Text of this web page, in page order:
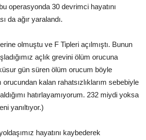
bu operasyonda 30 devrimci hayatını
da ağır yaralandı.
olmuştu ve F Tipleri açılmıştı. Bunun
açlık grevini ölüm orucuna
gün süren ölüm orucum böyle
kalan rahatsızlıklarım sebebiyle
hatırlayamıyorum. 232 miydi yoksa
yanıltıyor.)
hayatını kaybederek